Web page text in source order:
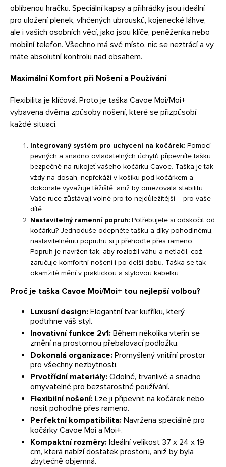
oblíbenou hračku. Speciální kapsy a přihrádky jsou ideální
pro uložení plenek, vlhčených ubrousků, kojenecké láhve,
ale i vašich osobních věcí, jako jsou klíče, peněženka nebo
mobilní telefon. Všechno má své místo, nic se neztrácí a vy
máte absolutní kontrolu nad obsahem.
Maximální Komfort při Nošení a Používání
Flexibilita je klíčová. Proto je taška Cavoe Moi/Moi+
vybavena dvěma způsoby nošení, které se přizpůsobí
každé situaci.
Integrovaný systém pro uchycení na kočárek: Pomocí
pevných a snadno ovladatelných úchytů připevníte tašku
bezpečně na rukojeť vašeho kočárku Cavoe. Taška je tak
vždy na dosah, nepřekáží v košíku pod kočárkem a
dokonale vyvažuje těžiště, aniž by omezovala stabilitu.
Vaše ruce zůstávají volné pro to nejdůležitější – pro vaše
dítě.
Nastavitelný ramenní popruh: Potřebujete si odskočit od
kočárku? Jednoduše odepněte tašku a díky pohodlnému,
nastavitelnému popruhu si ji přehoďte přes rameno.
Popruh je navržen tak, aby rozložil váhu a netlačil, což
zaručuje komfortní nošení i po delší dobu. Taška se tak
okamžitě mění v praktickou a stylovou kabelku.
Proč je taška Cavoe Moi/Moi+ tou nejlepší volbou?
Luxusní design: Elegantní tvar kufříku, který
podtrhne váš styl.
Inovativní funkce 2v1: Během několika vteřin se
změní na prostornou přebalovací podložku.
Dokonalá organizace: Promyšlený vnitřní prostor
pro všechny nezbytnosti.
Prvotřídní materiály: Odolné, trvanlivé a snadno
omyvatelné pro bezstarostné používání.
Flexibilní nošení: Lze ji připevnit na kočárek nebo
nosit pohodlně přes rameno.
Perfektní kompatibilita: Navržena speciálně pro
kočárky Cavoe Moi a Moi+.
Kompaktní rozměry: Ideální velikost 37 x 24 x 19
cm, která nabízí dostatek prostoru, aniž by byla
zbytečně objemná.